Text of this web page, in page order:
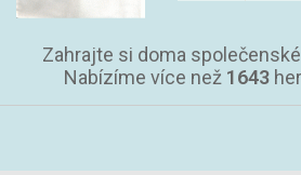
Zahrajte si doma
Nabízíme více než 1643